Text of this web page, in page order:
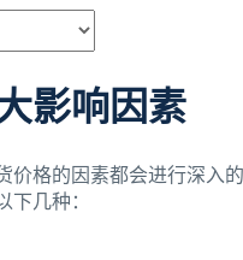
影响因素
格的因素都会进行深入
几种：